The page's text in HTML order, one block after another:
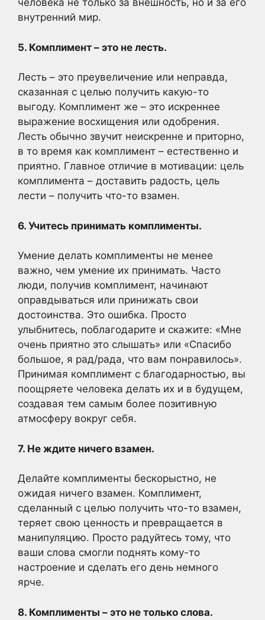
человека не только за внешность, но и за его
внутренний мир.
5. Комплимент – это не лесть.
Лесть – это преувеличение или неправда,
сказанная с целью получить какую-то
выгоду. Комплимент же – это искреннее
выражение восхищения или одобрения.
Лесть обычно звучит неискренне и приторно,
в то время как комплимент – естественно и
приятно. Главное отличие в мотивации: цель
комплимента – доставить радость, цель
лести – получить что-то взамен.
6. Учитесь принимать комплименты.
Умение делать комплименты не менее
важно, чем умение их принимать. Часто
люди, получив комплимент, начинают
оправдываться или принижать свои
достоинства. Это ошибка. Просто
улыбнитесь, поблагодарите и скажите: «Мне
очень приятно это слышать» или «Спасибо
большое, я рад/рада, что вам понравилось».
Принимая комплимент с благодарностью, вы
поощряете человека делать их и в будущем,
создавая тем самым более позитивную
атмосферу вокруг себя.
7. Не ждите ничего взамен.
Делайте комплименты бескорыстно, не
ожидая ничего взамен. Комплимент,
сделанный с целью получить что-то взамен,
теряет свою ценность и превращается в
манипуляцию. Просто радуйтесь тому, что
ваши слова смогли поднять кому-то
настроение и сделать его день немного
ярче.
8. Комплименты – это не только слова.